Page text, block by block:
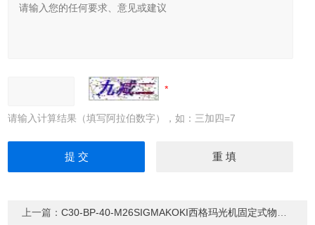
请输入计算结果（填写阿拉伯数字），如：三加四=7
上一篇：C30-BP-40-M26SIGMAKOKI西格玛光机固定式物镜镜架